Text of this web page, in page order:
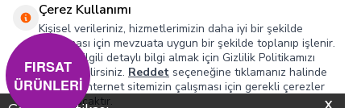
Hızlı Erişim
Sosyal
Adres & İletişim
Çerez Kullanımı
Kişisel verileriniz, hizmetlerimizin daha iyi bir şekilde
sunulması için mevzuata uygun bir şekilde toplanıp işlenir.
Konuyla ilgili detaylı bilgi almak için Gizlilik Politikamızı
inceleyebilirsiniz. Reddet seçeneğine tıklamanız halinde
yalnızca internet sitemizin çalışması için gerekli çerezler
kullanılacaktır.
FIRSAT
ÜRÜNLERİ